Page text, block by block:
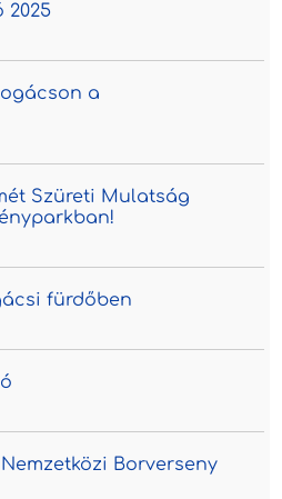
2025
a
Szüreti Mulatság
fürdőben
Borverseny